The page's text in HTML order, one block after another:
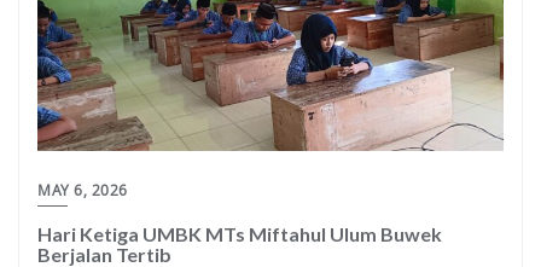
MAY 6, 2026
Hari Ketiga UMBK MTs Miftahul Ulum Buwek
Berjalan Tertib